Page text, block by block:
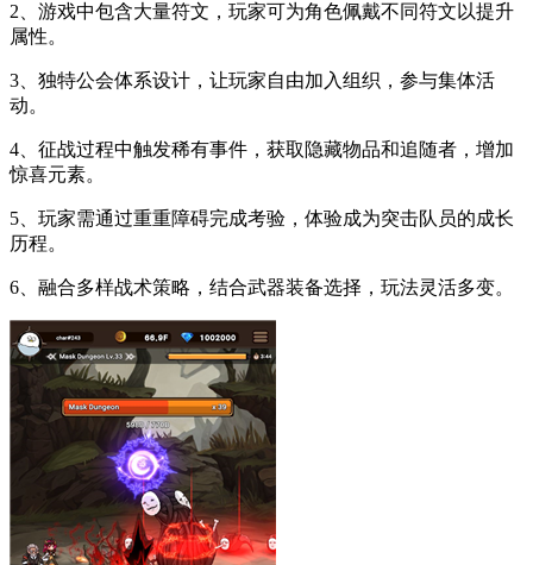
2、游戏中包含大量符文，玩家可为角色佩戴不同符文以提升
属性。
3、独特公会体系设计，让玩家自由加入组织，参与集体活
动。
4、征战过程中触发稀有事件，获取隐藏物品和追随者，增加
惊喜元素。
5、玩家需通过重重障碍完成考验，体验成为突击队员的成长
历程。
6、融合多样战术策略，结合武器装备选择，玩法灵活多变。